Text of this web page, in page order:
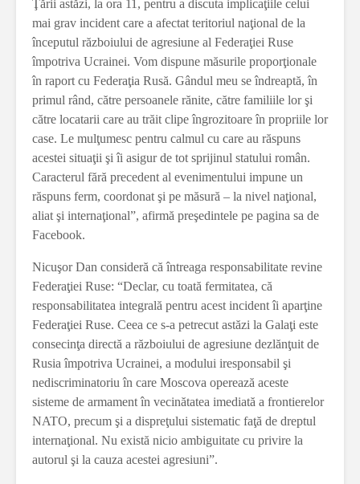
Ţării astăzi, la ora 11, pentru a discuta implicaţiile celui
mai grav incident care a afectat teritoriul naţional de la
începutul războiului de agresiune al Federaţiei Ruse
împotriva Ucrainei. Vom dispune măsurile proporţionale
în raport cu Federaţia Rusă. Gândul meu se îndreaptă, în
primul rând, către persoanele rănite, către familiile lor şi
către locatarii care au trăit clipe îngrozitoare în propriile lor
case. Le mulţumesc pentru calmul cu care au răspuns
acestei situaţii şi îi asigur de tot sprijinul statului român.
Caracterul fără precedent al evenimentului impune un
răspuns ferm, coordonat şi pe măsură – la nivel naţional,
aliat şi internaţional”, afirmă preşedintele pe pagina sa de
Facebook.
Nicuşor Dan consideră că întreaga responsabilitate revine
Federaţiei Ruse: “Declar, cu toată fermitatea, că
responsabilitatea integrală pentru acest incident îi aparţine
Federaţiei Ruse. Ceea ce s-a petrecut astăzi la Galaţi este
consecinţa directă a războiului de agresiune dezlănţuit de
Rusia împotriva Ucrainei, a modului iresponsabil şi
nediscriminatoriu în care Moscova operează aceste
sisteme de armament în vecinătatea imediată a frontierelor
NATO, precum şi a dispreţului sistematic faţă de dreptul
internaţional. Nu există nicio ambiguitate cu privire la
autorul şi la cauza acestei agresiuni”.